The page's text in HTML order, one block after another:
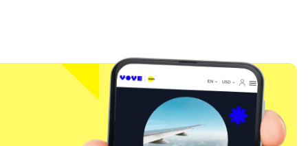
關閉彈出視窗